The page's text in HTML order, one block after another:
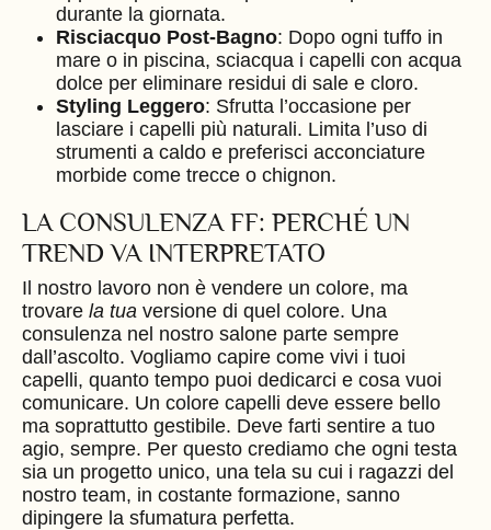
durante la giornata.
Risciacquo Post-Bagno: Dopo ogni tuffo in
mare o in piscina, sciacqua i capelli con acqua
dolce per eliminare residui di sale e cloro.
Styling Leggero: Sfrutta l’occasione per
lasciare i capelli più naturali. Limita l’uso di
strumenti a caldo e preferisci acconciature
morbide come trecce o chignon.
LA CONSULENZA FF: PERCHÉ UN
TREND VA INTERPRETATO
Il nostro lavoro non è vendere un colore, ma
trovare la tua versione di quel colore. Una
consulenza nel nostro salone parte sempre
dall’ascolto. Vogliamo capire come vivi i tuoi
capelli, quanto tempo puoi dedicarci e cosa vuoi
comunicare. Un colore capelli deve essere bello
ma soprattutto gestibile. Deve farti sentire a tuo
agio, sempre. Per questo crediamo che ogni testa
sia un progetto unico, una tela su cui i ragazzi del
nostro team, in costante formazione, sanno
dipingere la sfumatura perfetta.